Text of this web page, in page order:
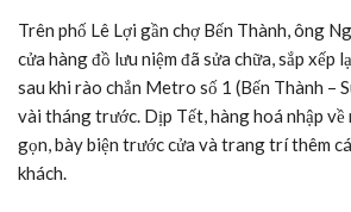
Trên phố Lê Lợi gần chợ Bến Thành, ông
cửa hàng đồ lưu niệm đã sửa chữa, sắp xếp
sau khi rào chắn Metro số 1 (Bến Thành –
vài tháng trước. Dịp Tết, hàng hoá nhập về
gọn, bày biện trước cửa và trang trí thêm
khách.